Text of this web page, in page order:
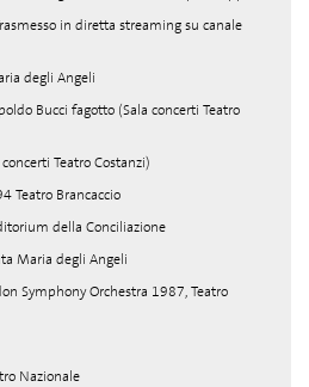
in diretta streaming su canale
degli Angeli
Bucci fagotto (Sala concerti Teatro
Teatro Costanzi)
Teatro Brancaccio
della Conciliazione
Maria degli Angeli
Symphony Orchestra 1987, Teatro
Nazionale